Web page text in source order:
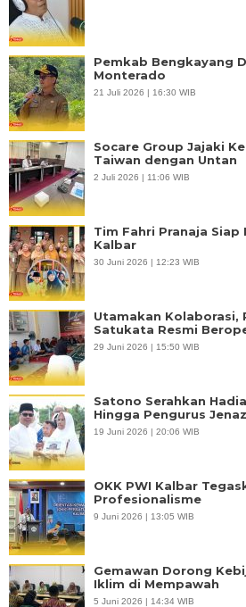
Pemkab Bengkayang
Monterado
21 Juli 2026 | 16:30 WIB
Socare Group Jajaki
Taiwan dengan Untan
2 Juli 2026 | 11:06 WIB
Tim Fahri Pranaja Siap
Kalbar
30 Juni 2026 | 12:23 WIB
Utamakan Kolaborasi,
Satukata Resmi
29 Juni 2026 | 15:50 WIB
Satono Serahkan
Hingga Pengurus
19 Juni 2026 | 20:06 WIB
OKK PWI Kalbar
Profesionalisme
9 Juni 2026 | 13:05 WIB
Gemawan Dorong
Iklim di Mempawah
5 Juni 2026 | 14:34 WIB